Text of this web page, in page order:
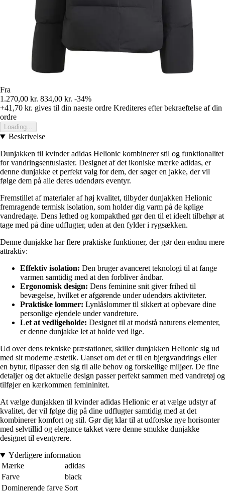
Fra
1.270,00 kr. 834,00 kr. -34%
+41,70 kr. gives til din naeste ordre Krediteres efter bekraeftelse af din
ordre
Loading...
Beskrivelse
Dunjakken til kvinder adidas Helionic kombinerer stil og funktionalitet
for vandringsentusiaster. Designet af det ikoniske mærke adidas, er
denne dunjakke et perfekt valg for dem, der søger en jakke, der vil
følge dem på alle deres udendørs eventyr.
Fremstillet af materialer af høj kvalitet, tilbyder dunjakken Helionic
fremragende termisk isolation, som holder dig varm på de kølige
vandredage. Dens lethed og kompakthed gør den til et ideelt tilbehør at
tage med på dine udflugter, uden at den fylder i rygsækken.
Denne dunjakke har flere praktiske funktioner, der gør den endnu mere
attraktiv:
Effektiv isolation: Den bruger avanceret teknologi til at fange
varmen samtidig med at den forbliver åndbar.
Ergonomisk design: Dens feminine snit giver frihed til
bevægelse, hvilket er afgørende under udendørs aktiviteter.
Praktiske lommer: Lynlåslommer til sikkert at opbevare dine
personlige ejendele under vandreture.
Let at vedligeholde: Designet til at modstå naturens elementer,
er denne dunjakke let at holde ved lige.
Ud over dens tekniske præstationer, skiller dunjakken Helionic sig ud
med sit moderne æstetik. Uanset om det er til en bjergvandrings eller
en bytur, tilpasser den sig til alle behov og forskellige miljøer. De fine
detaljer og det aktuelle design passer perfekt sammen med vandretøj og
tilføjer en kærkommen femininitet.
At vælge dunjakken til kvinder adidas Helionic er at vælge udstyr af
kvalitet, der vil følge dig på dine udflugter samtidig med at det
kombinerer komfort og stil. Gør dig klar til at udforske nye horisonter
med selvtillid og elegance takket være denne smukke dunjakke
designet til eventyrere.
Yderligere information
Mærke
adidas
Farve
black
Dominerende farve Sort